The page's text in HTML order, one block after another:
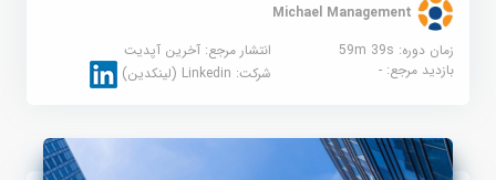
Michael Management
زمان دوره: 59m 39s
انتشار مرجع:آخرین آپدیت
بازدید مرجع:- شرکت:Linkedin (لینکدین)